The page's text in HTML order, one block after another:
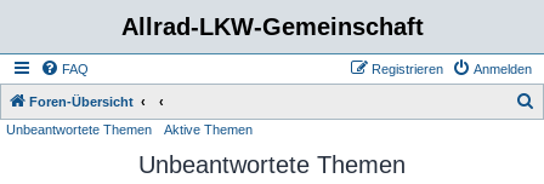
Allrad-LKW-Gemeinschaft
FAQ Anmelden
Registrieren
Foren-Übersicht
Unbeantwortete Themen Aktive Themen
Unbeantwortete Themen